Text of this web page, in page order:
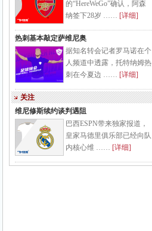
的“HereWeGo”确认，阿森
纳签下28岁 …… [详细]
热刺基本敲定萨维尼奥
据知名转会记者罗马诺在个
人频道中透露，托特纳姆热
刺在今夏边 …… [详细]
关注
维尼修斯续约谈判遇阻
巴西ESPN带来独家报道，
皇家马德里俱乐部已经向队
内核心维 …… [详细]